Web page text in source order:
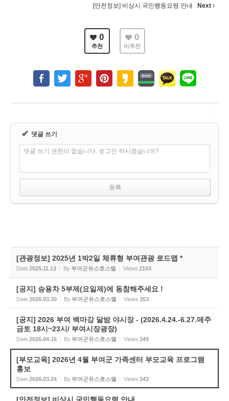
[안전정보] 비상시 국민행동요령 안내 Next
0
추천
0
비추천
✔ 댓글 쓰기
댓글 쓰기 권한이 없습니다. 로그인 하시겠습니까?
[관광정보] 2025년 1박2일 체류형 부여관광 로드맵 *
Date2025.11.13 By 부여군유스호스텔 Views 2103
[공지] 승용차 5부제(요일제)에 동참해주세요 !
Date2026.03.30 By 부여군유스호스텔 Views 353
[공지] 2026 부여 백마강 달밤 야시장 - (2026.4.24.-6.27.매주
금토 18시~23시/ 부여시장광장)
Date2026.04.16 By 부여군유스호스텔 Views 349
[부모교육] 2026년 4월 부여군 가족센터 부모교육 프로그램
홍보
Date2026.03.24 By 부여군유스호스텔 Views 343